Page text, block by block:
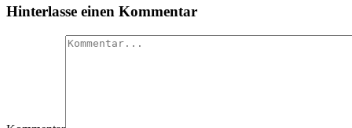
Hinterlasse einen Kommentar